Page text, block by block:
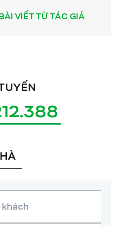
VIẾT TỪ TÁC GIẢ